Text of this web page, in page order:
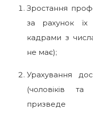
Зростання
за рахунок їх
кадрами з
не має);
Урахування
(чоловіків
призведе